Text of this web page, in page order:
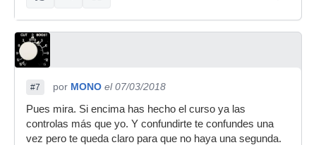
#7 por MONO el 07/03/2018
Pues mira. Si encima has hecho el curso ya las
controlas más que yo. Y confundirte te confundes una
vez pero te queda claro para que no haya una segunda.